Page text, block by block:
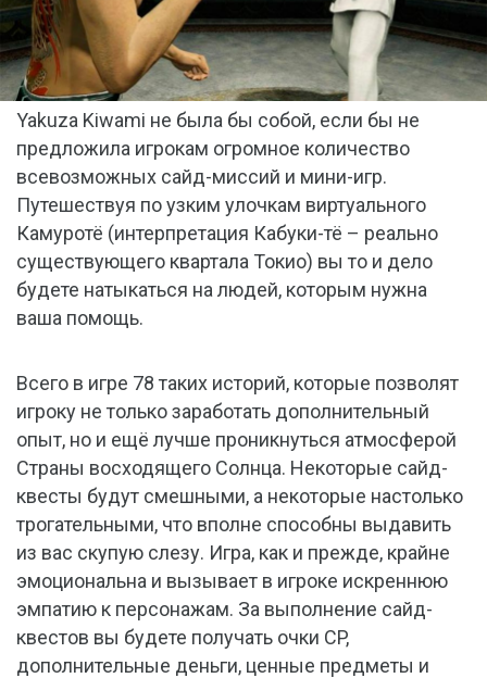
Yakuza Kiwami не была бы собой, если бы не
предложила игрокам огромное количество
всевозможных сайд-миссий и мини-игр.
Путешествуя по узким улочкам виртуального
Камуротё (интерпретация Кабуки-тё – реально
существующего квартала Токио) вы то и дело
будете натыкаться на людей, которым нужна
ваша помощь.
Всего в игре 78 таких историй, которые позволят
игроку не только заработать дополнительный
опыт, но и ещё лучше проникнуться атмосферой
Страны восходящего Солнца. Некоторые сайд-
квесты будут смешными, а некоторые настолько
трогательными, что вполне способны выдавить
из вас скупую слезу. Игра, как и прежде, крайне
эмоциональна и вызывает в игроке искреннюю
эмпатию к персонажам. За выполнение сайд-
квестов вы будете получать очки CP,
дополнительные деньги, ценные предметы и